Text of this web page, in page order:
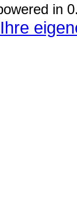
in